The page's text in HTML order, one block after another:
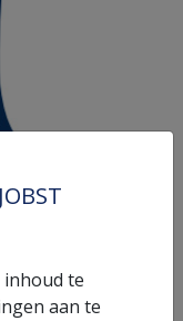
inhoud te
aan te
II